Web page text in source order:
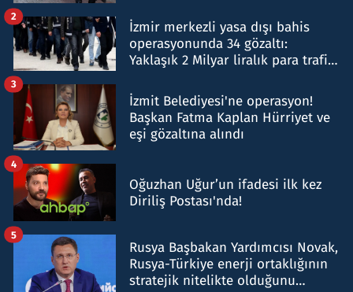
İzmir merkezli yasa dışı bahis
operasyonunda 34 gözaltı:
Yaklaşık 2 Milyar liralık para trafiği
2
İzmit Belediyesi'ne operasyon!
Başkan Fatma Kaplan Hürriyet ve
eşi gözaltına alındı
3
Oğuzhan Uğur’un ifadesi ilk kez
Diriliş Postası'nda!
4
Rusya Başbakan Yardımcısı Novak,
Rusya-Türkiye enerji ortaklığının
stratejik nitelikte olduğunu
5